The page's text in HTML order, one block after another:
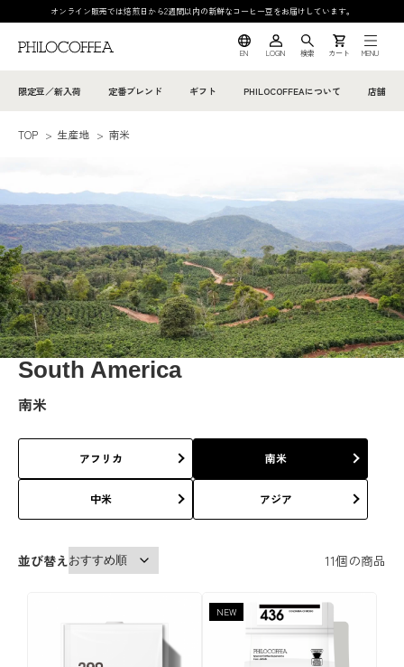
オンライン販売では焙煎日から2週間以内の新鮮なコーヒー豆をお届けしています。
EN LOGIN 検索 カート MENU
限定豆／新入荷 定番ブレンド ギフト PHILOCOFFEAについて 店舗
TOP > 生産地 > 南米
South America
南米
アフリカ 南米
中米 アジア
並び替え 11個の商品
NEW